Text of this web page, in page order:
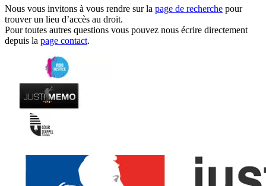
Nous vous invitons à vous rendre sur la page de recherche pour
trouver un lieu d’accès au droit.
Pour toutes autres questions vous pouvez nous écrire directement
depuis la page contact.